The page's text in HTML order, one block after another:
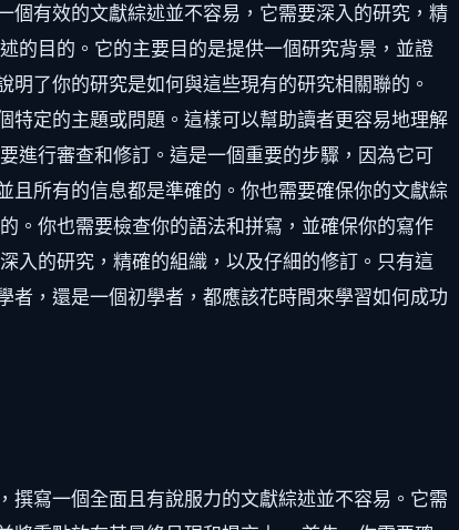
個有效的文獻綜述並不容易，它需要深入的研究，精
的目的。它的主要目的是提供一個研究背景，並證
了你的研究是如何與這些現有的研究相關聯的。
特定的主題或問題。這樣可以幫助讀者更容易地理解
進行審查和修訂。這是一個重要的步驟，因為它可
所有的信息都是準確的。你也需要確保你的文獻綜
。你也需要檢查你的語法和拼寫，並確保你的寫作
入的研究，精確的組織，以及仔細的修訂。只有這
，還是一個初學者，都應該花時間來學習如何成功
寫一個全面且有說服力的文獻綜述並不容易。它需